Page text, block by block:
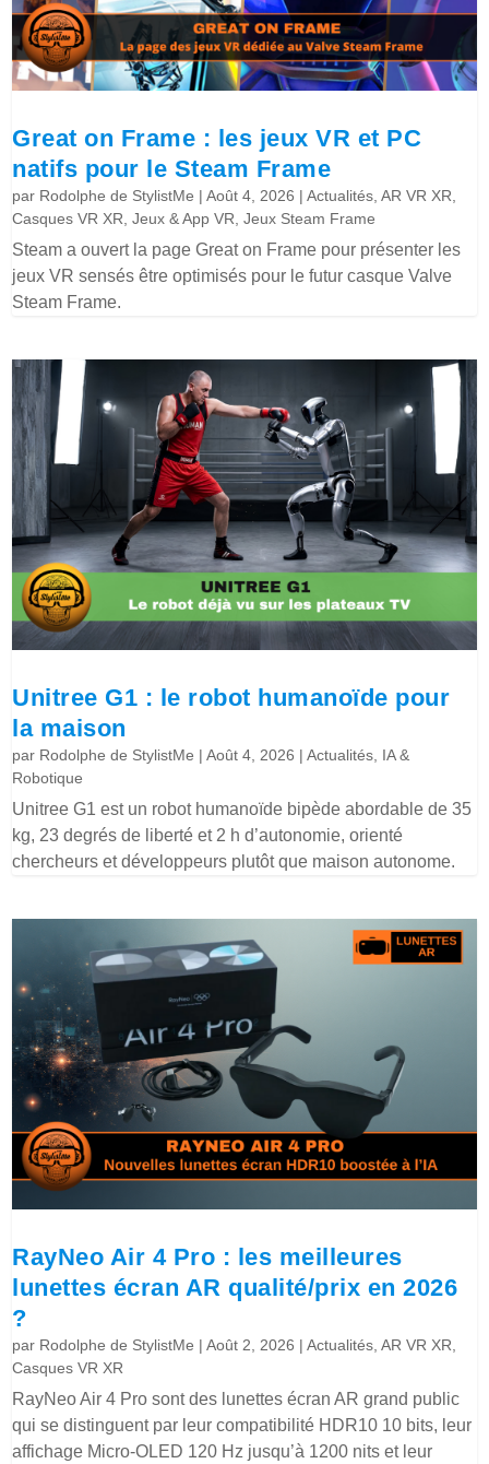
Great on Frame : les jeux VR et PC
natifs pour le Steam Frame
par Rodolphe de StylistMe |Août 4, 2026 |Actualités ,AR VR XR
Casques VR XR ,Jeux & App VR ,Jeux Steam Frame
Steam a ouvert la page Great on Frame pour présenter les
jeux VR sensés être optimisés pour le futur casque Valve
Steam Frame.
Unitree G1 : le robot humanoïde pour
la maison
par Rodolphe de StylistMe |Août 4, 2026 |Actualités IA &
Robotique
Unitree G1 est un robot humanoïde bipède abordable de 35
kg, 23 degrés de liberté et 2 h d’autonomie, orienté
chercheurs et développeurs plutôt que maison autonome.
RayNeo Air 4 Pro : les meilleures
lunettes écran AR qualité/prix en 2026
?
par Rodolphe de StylistMe |Août 2, 2026 |Actualités ,AR VR XR
Casques VR XR
RayNeo Air 4 Pro sont des lunettes écran AR grand public
qui se distinguent par leur compatibilité HDR10 10 bits, leur
affichage Micro-OLED 120 Hz jusqu’à 1200 nits et leur